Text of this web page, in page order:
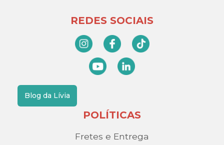
REDES SOCIAIS
Blog da Lívia
POLÍTICAS
Fretes e Entrega